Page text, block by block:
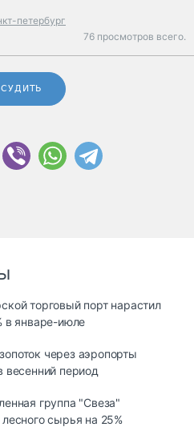
петербург
76 просмотров всего.
торговый порт нарастил
в январе-июле
через аэропорты
весенний период
группа "Свеза"
сырья на 25%